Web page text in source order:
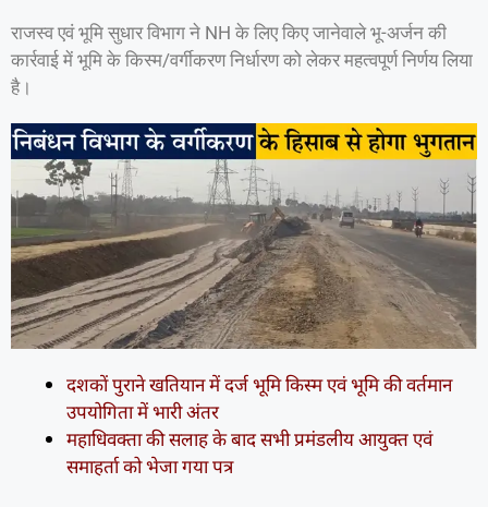
राजस्व एवं भूमि सुधार विभाग ने NH के लिए किए जानेवाले भू-अर्जन की
कार्रवाई में भूमि के किस्म/वर्गीकरण निर्धारण को लेकर महत्वपूर्ण निर्णय लिया
है।
दशकों पुराने खतियान में दर्ज भूमि किस्म एवं भूमि की वर्तमान
उपयोगिता में भारी अंतर
महाधिवक्ता की सलाह के बाद सभी प्रमंडलीय आयुक्त एवं
समाहर्ता को भेजा गया पत्र